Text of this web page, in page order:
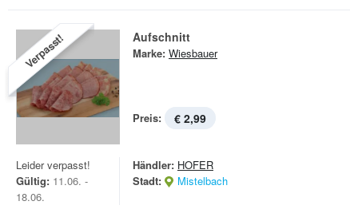
Verpasst! Aufschnitt
Marke: Wiesbauer
Preis: € 2,99
Leider verpasst!
Gültig: 11.06. -
18.06.
Händler: HOFER
Stadt:
Mistelbach